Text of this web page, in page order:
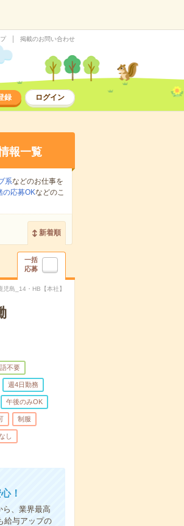
掲載のお問い合わせ
録 ログイン
報一覧
系などのお仕事を
の応募OKなどのこ
新着順
一括
応募
児島_14・HB【本社】
不要
週4日勤務
午後のみOK
制服
し
！
、業界最高
給与アップの